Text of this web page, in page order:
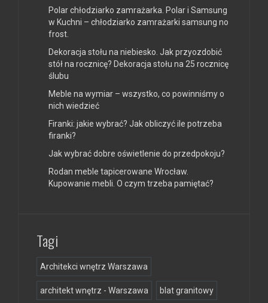
Polar chłodziarko zamrażarka. Polar i Samsung
w Kuchni – chłodziarko zamrażarki samsung no
frost.
Dekoracja stołu na niebiesko. Jak przyozdobić
stół na rocznicę? Dekoracja stołu na 25 rocznicę
ślubu
Meble na wymiar – wszystko, co powinniśmy o
nich wiedzieć
Firanki: jakie wybrać? Jak obliczyć ile potrzeba
firanki?
Jak wybrać dobre oświetlenie do przedpokoju?
Rodan meble tapicerowane Wrocław.
Kupowanie mebli. O czym trzeba pamiętać?
Tagi
Architekci wnętrz Warszawa
architekt wnętrz - Warszawa blat granitowy